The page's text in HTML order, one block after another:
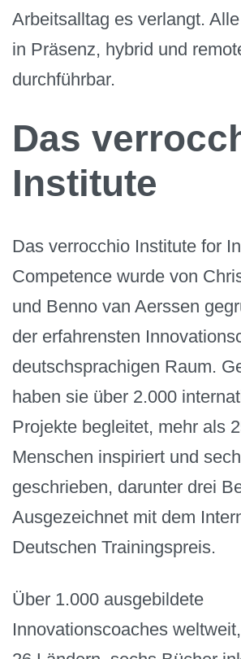
Arbeitsalltag es verlangt.
in Präsenz, hybrid und
durchführbar.
Das
Institute
Das verrocchio Institute for
Competence wurde von
und Benno van Aerssen
der erfahrensten
deutschsprachigen Raum.
haben sie über 2.000
Projekte begleitet, mehr als
Menschen inspiriert und
geschrieben, darunter drei
Ausgezeichnet mit dem
Deutschen Trainingspreis.
Über 1.000 ausgebildete
Innovationscoaches